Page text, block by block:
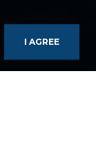
I AGREE